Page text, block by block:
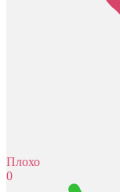
Плохо
0